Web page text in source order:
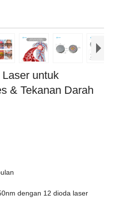
untuk
& Tekanan Darah
dengan 12 dioda laser